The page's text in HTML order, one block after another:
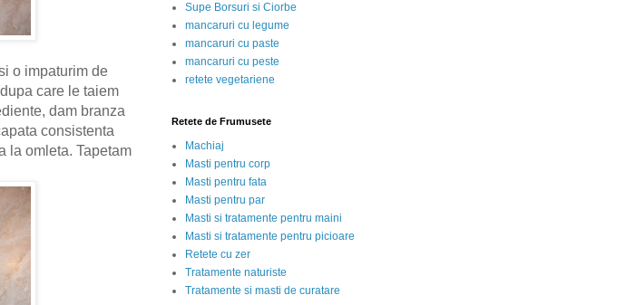
o impaturim de
care le taiem
dam branza
consistenta
la omleta. Tapetam
Supe Borsuri si Ciorbe
mancaruri cu legume
mancaruri cu paste
mancaruri cu peste
retete vegetariene
Retete de Frumusete
Machiaj
Masti pentru corp
Masti pentru fata
Masti pentru par
Masti si tratamente pentru maini
Masti si tratamente pentru picioare
Retete cu zer
Tratamente naturiste
Tratamente si masti de curatare